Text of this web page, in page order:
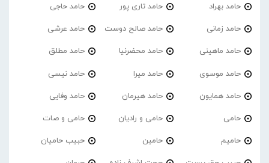
حامد بهراد حامد تاری پور حامد حاجی
حامد زمانی حامد صالح دوست حامد عرشی
حامد ماهینی حامد محضرنیا حامد مطلق
حامد موسوی حامد میرا حامد نیسی
حامد همایون حامد هیرمان حامد وفایی
حامی حامی و رادیان حامی و صات
حامیم حامین حبیب حامیان